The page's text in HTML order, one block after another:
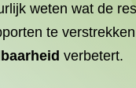
weten wat de
te
verbetert.